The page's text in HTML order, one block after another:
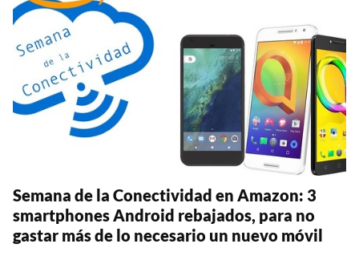
Semana de la Conectividad en Amazon: 3
smartphones Android rebajados, para no
gastar más de lo necesario un nuevo móvil